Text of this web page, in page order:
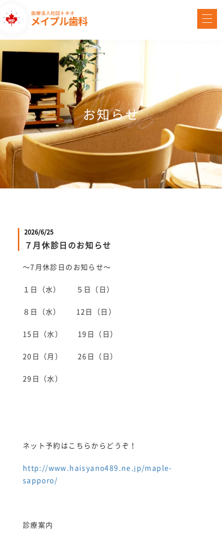
お知らせ
News
2026/6/25
７月休診日のお知らせ
～7月休診日のお知らせ～
１日（水） ５日（日）
８日（水） 12日（日）
15日（水） 19日（日）
20日（月） 26日（日）
29日（水）
ネット予約はこちらからどうぞ！
http://www.haisyano489.ne.jp/maple-
sapporo/
診療案内